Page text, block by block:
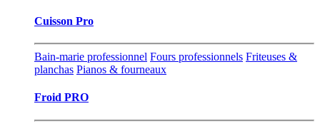
Cuisson Pro
Bain-marie professionnel Fours professionnels Friteuses &
planchas Pianos & fourneaux
Froid PRO